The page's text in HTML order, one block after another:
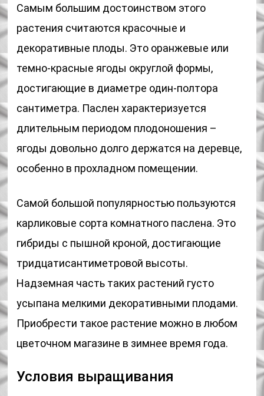
Самым большим достоинством этого
растения считаются красочные и
декоративные плоды. Это оранжевые или
темно-красные ягоды округлой формы,
достигающие в диаметре один-полтора
сантиметра. Паслен характеризуется
длительным периодом плодоношения –
ягоды довольно долго держатся на деревце,
особенно в прохладном помещении.
Самой большой популярностью пользуются
карликовые сорта комнатного паслена. Это
гибриды с пышной кроной, достигающие
тридцатисантиметровой высоты.
Надземная часть таких растений густо
усыпана мелкими декоративными плодами.
Приобрести такое растение можно в любом
цветочном магазине в зимнее время года.
Условия выращивания